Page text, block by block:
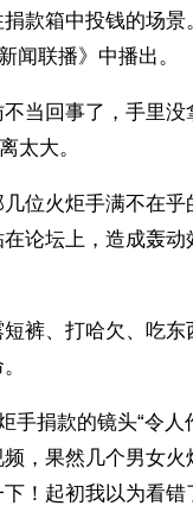
款箱中投钱的场景
闻联播》中播出。
当回事了，手里
太大。
位火炬手满不在
论坛上，造成轰
裤、打哈欠、吃
手捐款的镜头“令
，果然几个男女
！起初我以为看